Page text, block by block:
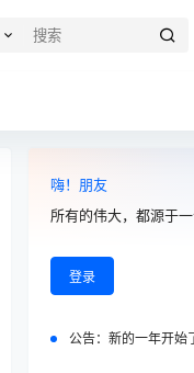
嗨！朋友
所有的伟大，都源于
登录
公告： 新的一年开始